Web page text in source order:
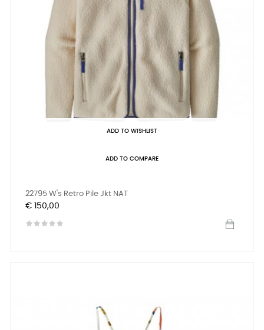
ADD TO WISHLIST
ADD TO COMPARE
22795 W's Retro Pile Jkt NAT
Prijs
€ 150,00